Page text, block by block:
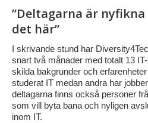
”Deltagarna är
det här”
I skrivande stund har
snart två månader med totalt 13
skilda bakgrunder och
studerat IT medan andra har
deltagarna finns också personer
som vill byta bana och nyligen
inom IT.